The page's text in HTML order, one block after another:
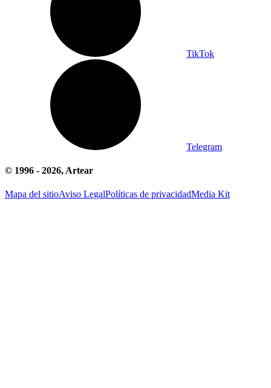
TikTok
Telegram
© 1996 - 2026, Artear
Mapa del sitioAviso LegalPolíticas de privacidadMedia Kit